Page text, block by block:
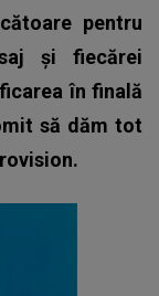
pentru
și fiecărei
în finală
să dăm tot